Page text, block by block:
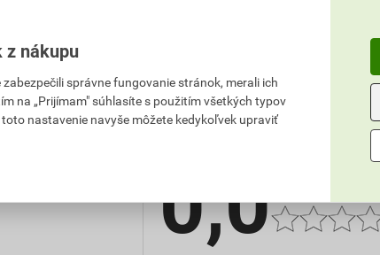
1,21 EUR
s DPH za ks Hodnotenie
0,0
z nákupu
správne fungovanie stránok, merali ich
na „Prijímam" súhlasíte s použitím všetkých typov
nastavenie navyše môžete kedykoľvek upraviť